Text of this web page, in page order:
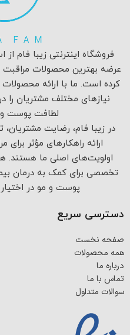
عرضه بهترین محصولات مراقبت
کرده است. ما با ارائه
نیازهای مختلف مشتریان را
لطافت پوست و
در زیبا فام، رضایت
ارائه راهکارهای مؤثر برای
اولویت‌های اصلی ما هستند.
تخصصی برای کمک به درمان
پوست و مو در
دسترسی سریع
صفحه نخست
همه محصولات
درباره ما
تماس با ما
سوالات متداول